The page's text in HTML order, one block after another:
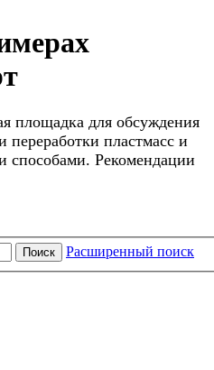
площадка для обсуждения
переработки пластмасс и
способами. Рекомендации
Поиск Расширенный поиск